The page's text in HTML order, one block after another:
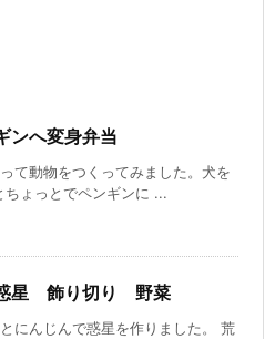
ンへ変身弁当
て動物をつくってみました。犬を
ちょっとでペンギンに ...
星 飾り切り 野菜
にんじんで惑星を作りました。 荒